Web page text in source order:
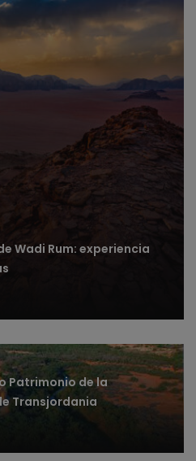
Wadi Rum: experiencia
Patrimonio de la
Transjordania